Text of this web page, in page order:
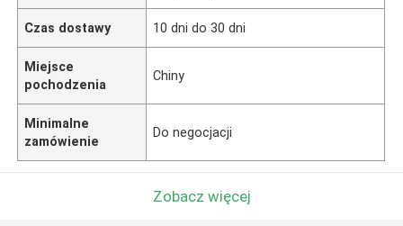
Czas dostawy 10 dni do 30 dni
Miejsce
pochodzenia
Chiny
Minimalne
zamówienie
Do negocjacji
Zobacz więcej